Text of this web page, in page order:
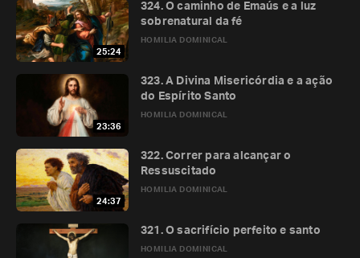
25:24
HOMILIA DOMINICAL
324. O caminho de Emaús e a luz
sobrenatural da fé
23:36
HOMILIA DOMINICAL
323. A Divina Misericórdia e a ação
do Espírito Santo
24:37
HOMILIA DOMINICAL
322. Correr para alcançar o
Ressuscitado
HOMILIA DOMINICAL
321. O sacrifício perfeito e santo